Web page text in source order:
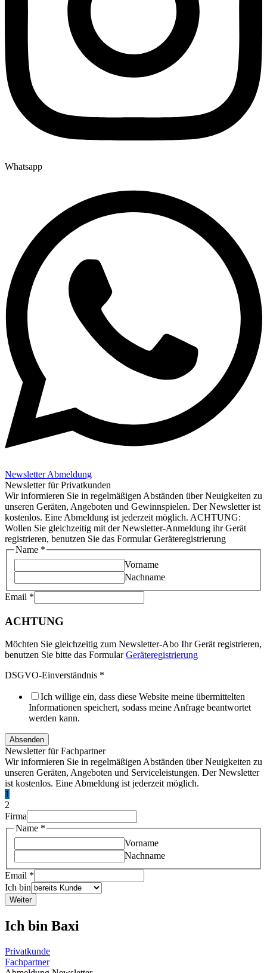
Whatsapp
Newsletter Abmeldung
Newsletter für Privatkunden
Wir informieren Sie in regelmäßigen Abständen über Neuigkeiten zu
unseren Geräten, Angeboten und Gewinnspielen. Der Newsletter ist
kostenlos. Eine Abmeldung ist jederzeit möglich. ACHTUNG:
Wollen Sie gleichzeitig mit der Newsletter-Anmeldung ihr Gerät
registrieren, benutzen Sie das Formular Geräteregistrierung
Name *
Vorname
Nachname
Email *
ACHTUNG
Möchten Sie gleichzeitig zum Newsletter-Abo Ihr Gerät registrieren,
benutzen Sie bitte das FormularGeräteregistrierung
DSGVO-Einverständnis *
Ich willige ein, dass diese Website meine übermittelten
Informationen speichert, sodass meine Anfrage beantwortet
werden kann.
Absenden
Newsletter für Fachpartner
Wir informieren Sie in regelmäßigen Abständen über Neuigkeiten zu
unseren Geräten, Angeboten und Serviceleistungen. Der Newsletter
ist kostenlos. Eine Abmeldung ist jederzeit möglich.
1
2
Firma
Name *
Vorname
Nachname
Email *
Ich bin
Weiter
Ich bin Baxi
Privatkunde
Fachpartner